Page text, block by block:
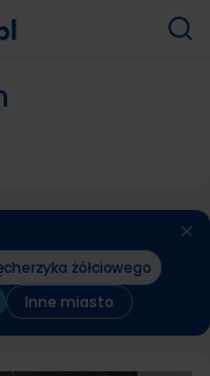
żółciowego
Inne miasto